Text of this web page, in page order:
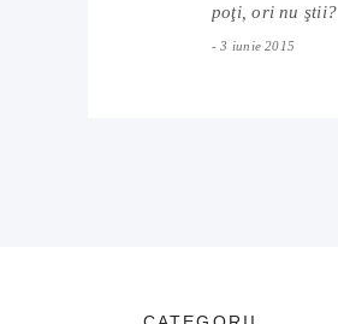
poţi, ori nu ştii?
3 iunie 2015